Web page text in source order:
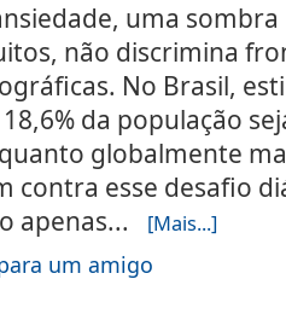
uma
não discrimina
No Brasil,
da população
globalmente
contra esse desafio
apenas...
[Mais...]
um amigo